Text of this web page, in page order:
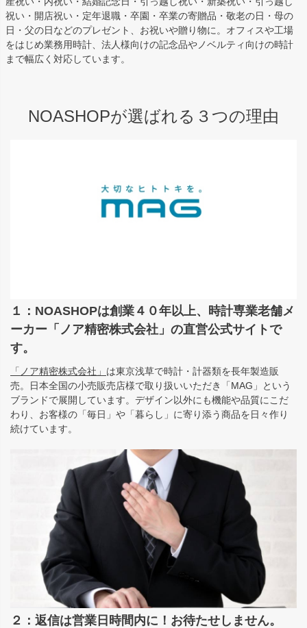
祝い・開店祝い・定年退職・卒園・卒業の寄贈品・敬老の日・母の
日・父の日などのプレゼント、お祝いや贈り物に。オフィスや工場
をはじめ業務用時計、法人様向けの記念品やノベルティ向けの時計
まで幅広く対応しています。
NOASHOPが選ばれる３つの理由
１：NOASHOPは創業４０年以上、時計専業老舗メ
ーカー「ノア精密株式会社」の直営公式サイトで
す。
「ノア精密株式会社」 は東京浅草で時計・計器類を長年製造販
売。日本全国の小売販売店様で取り扱いいただき「MAG」という
ブランドで展開しています。デザイン以外にも機能や品質にこだ
わり、お客様の「毎日」や「暮らし」に寄り添う商品を日々作り
続けています。
２：返信は営業日時間内に！お待たせしません。